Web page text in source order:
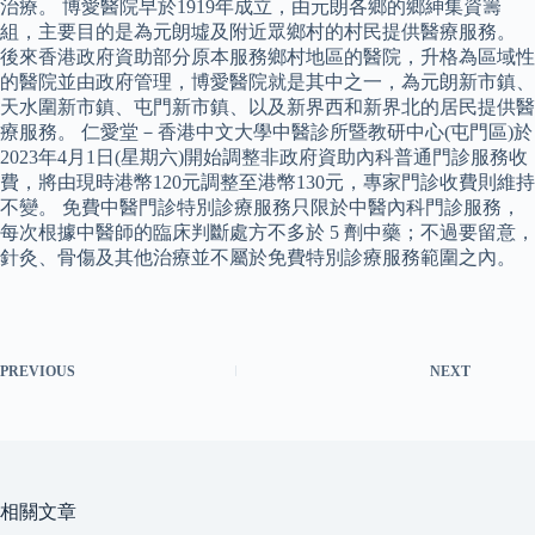
治療。 博愛醫院早於1919年成立，由元朗各鄉的鄉紳集資籌
組，主要目的是為元朗墟及附近眾鄉村的村民提供醫療服務。
後來香港政府資助部分原本服務鄉村地區的醫院，升格為區域性
的醫院並由政府管理，博愛醫院就是其中之一，為元朗新市鎮、
天水圍新市鎮、屯門新市鎮、以及新界西和新界北的居民提供醫
療服務。 仁愛堂－香港中文大學中醫診所暨教研中心(屯門區)於
2023年4月1日(星期六)開始調整非政府資助內科普通門診服務收
費，將由現時港幣120元調整至港幣130元，專家門診收費則維持
不變。 免費中醫門診特別診療服務只限於中醫內科門診服務，
每次根據中醫師的臨床判斷處方不多於 5 劑中藥；不過要留意，
針灸、骨傷及其他治療並不屬於免費特別診療服務範圍之內。
PREVIOUS NEXT
相關文章